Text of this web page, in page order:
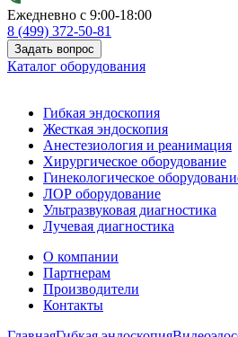
Ежедневно с 9:00-18:00
8 (499) 372-50-81
Задать вопрос
Каталог оборудования
Гибкая эндоскопия
Жесткая эндоскопия
Анестезиология и реанимация
Хирургическое оборудование
Гинекологическое
ЛОР оборудование
Ультразвуковая диагностика
Лучевая диагностика
О компании
Партнерам
Производители
Контакты